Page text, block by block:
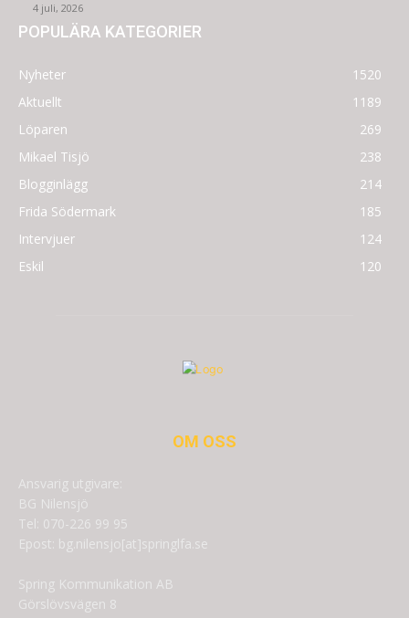
4 juli, 2026
POPULÄRA KATEGORIER
Nyheter
1520
Aktuellt
1189
Löparen
269
Mikael Tisjö
238
Blogginlägg
214
Frida Södermark
185
Intervjuer
124
Eskil
120
OM OSS
Ansvarig utgivare:
BG Nilensjö
Tel: 070-226 99 95
Epost: bg.nilensjo[at]springlfa.se
Spring Kommunikation AB
Görslövsvägen 8